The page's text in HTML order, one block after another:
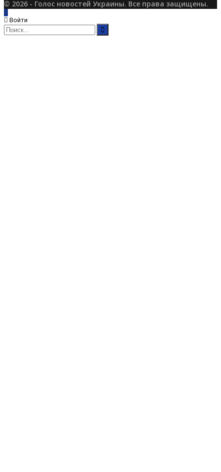
© 2026 - Голос новостей Украины. Все права защищены.
Войти